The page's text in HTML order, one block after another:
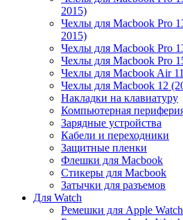
2015)
Чехлы для Macbook Pro
2015)
Чехлы для Macbook Pro
Чехлы для Macbook Pro
Чехлы для Macbook Air
Чехлы для Macbook 12
Накладки на клавиатуру
Компьютерная
Зарядные устройства
Кабели и переходники
Защитные пленки
Флешки для Macbook
Стикеры для Macbook
Затычки для разъемов
Для Watch
Ремешки для Apple Watch